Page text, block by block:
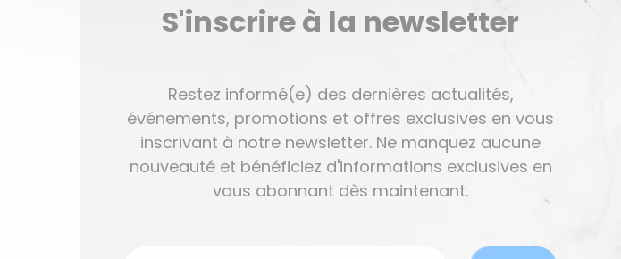
S'inscrire à la newsletter
Restez informé(e) des dernières actualités,
événements, promotions et offres exclusives en vous
inscrivant à notre newsletter. Ne manquez aucune
nouveauté et bénéficiez d'informations exclusives en
vous abonnant dès maintenant.